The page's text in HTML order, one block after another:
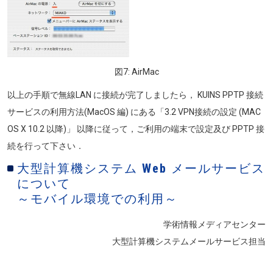
図7: AirMac
以上の手順で無線LAN に接続が完了しましたら， KUINS PPTP 接続
サービスの利用方法(MacOS 編) にある「3.2 VPN接続の設定 (MAC
OS X 10.2 以降)」 以降に従って，ご利用の端末で設定及び PPTP 接
続を行って下さい．
大型計算機システム Web メールサービス
について
～モバイル環境での利用～
学術情報メディアセンター
大型計算機システムメールサービス担当